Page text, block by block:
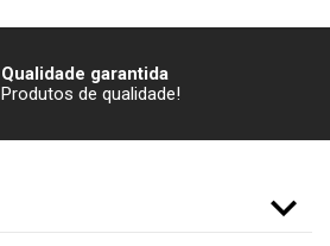
Qualidade garantida
Produtos de qualidade!